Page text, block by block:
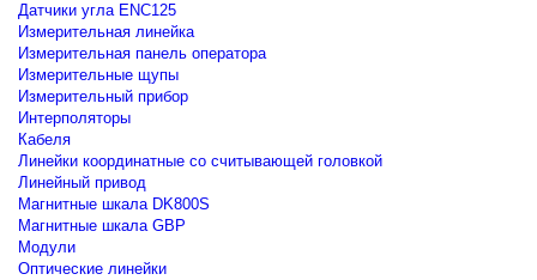
Датчики угла ENC125
Измерительная линейка
Измерительная панель оператора
Измерительные щупы
Измерительный прибор
Интерполяторы
Кабеля
Линейки координатные со считывающей головкой
Линейный привод
Магнитные шкала DK800S
Магнитные шкала GBP
Модули
Оптические линейки